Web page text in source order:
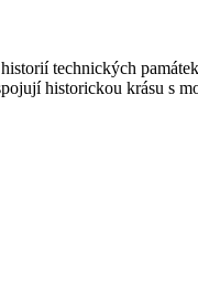
technických
historickou krásu s